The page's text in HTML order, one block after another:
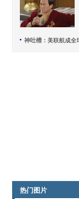
神吐槽： 美联航成全
热门图片